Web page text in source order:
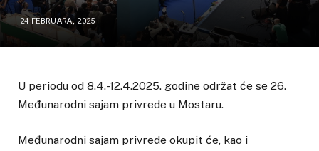
24 FEBRUARA, 2025
U periodu od 8.4.-12.4.2025. godine održat će se 26.
Međunarodni sajam privrede u Mostaru.
Međunarodni sajam privrede okupit će, kao i